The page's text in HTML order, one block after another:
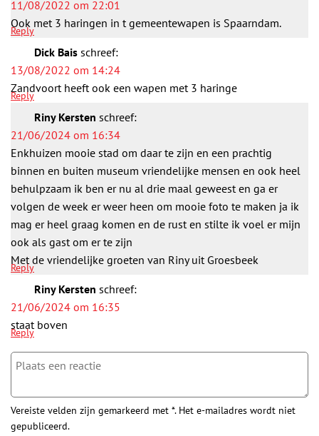
11/08/2022 om 22:01
Ook met 3 haringen in t gemeentewapen is Spaarndam.
Reply
Dick Bais schreef:
13/08/2022 om 14:24
Zandvoort heeft ook een wapen met 3 haringe
Reply
Riny Kersten schreef:
21/06/2024 om 16:34
Enkhuizen mooie stad om daar te zijn en een prachtig
binnen en buiten museum vriendelijke mensen en ook heel
behulpzaam ik ben er nu al drie maal geweest en ga er
volgen de week er weer heen om mooie foto te maken ja ik
mag er heel graag komen en de rust en stilte ik voel er mijn
ook als gast om er te zijn
Met de vriendelijke groeten van Riny uit Groesbeek
Reply
Riny Kersten schreef:
21/06/2024 om 16:35
staat boven
Reply
Vereiste velden zijn gemarkeerd met *. Het e-mailadres wordt niet
gepubliceerd.